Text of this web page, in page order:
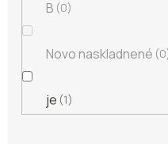
B 0
Novo naskladnené 0
je 1